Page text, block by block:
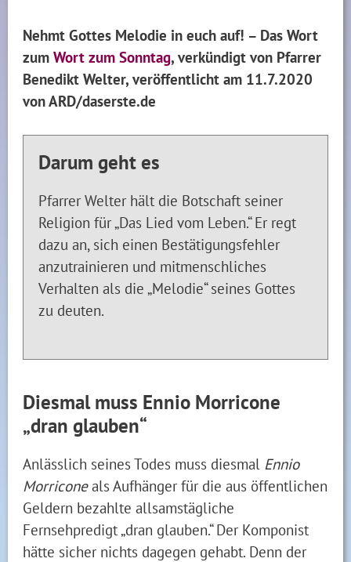
Nehmt Gottes Melodie in euch auf! – Das Wort
zumWort zum Sonntag, verkündigt von Pfarrer
Benedikt Welter, veröffentlicht am 11.7.2020
von ARD/daserste.de
Darum geht es
Pfarrer Welter hält die Botschaft seiner
Religion für „Das Lied vom Leben.“ Er regt
dazu an, sich einen Bestätigungsfehler
anzutrainieren und mitmenschliches
Verhalten als die „Melodie“ seines Gottes
zu deuten.
Diesmal muss Ennio Morricone
„dran glauben“
Anlässlich seines Todes muss diesmal Ennio
Morriconeals Aufhänger für die aus öffentlichen
Geldern bezahlte allsamstägliche
Fernsehpredigt „dran glauben.“ Der Komponist
hätte sicher nichts dagegen gehabt. Denn der